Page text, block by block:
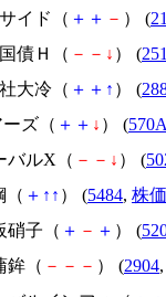
イド（ ＋ ＋ － ） (
債Ｈ（ － － ↓ ） (
大冷（ ＋ ＋ ↑ ） (
ズ（ ＋ ＋ ↓ ） (570A
バルX（ － － ↓ ） (
（ ＋ ↑ ↑ ） (5484, 株価
硝子（ ＋ － ＋ ） (
鉾（ － － － ） (2904,